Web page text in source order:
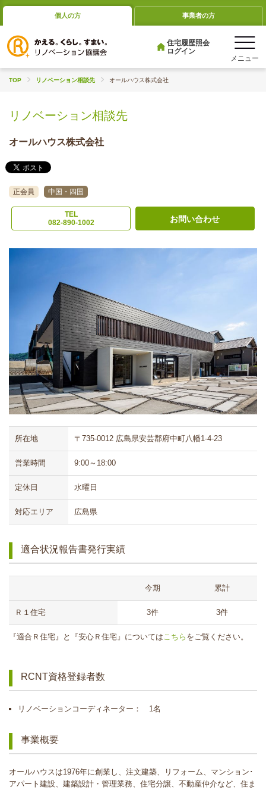
個人の方 事業者の方
住宅履歴照会
ログイン
TOP リノベーション相談先 オールハウス株式会社
リノベーション相談先
オールハウス株式会社
正会員 中国・四国
TEL
082-890-1002
お問い合わせ
所在地 〒735-0012 広島県安芸郡府中町八幡1-4-23
営業時間 9:00～18:00
定休日 水曜日
対応エリア 広島県
適合状況報告書発行実績
今期 累計
Ｒ１住宅 3件 3件
『適合Ｒ住宅』と『安心Ｒ住宅』については こちら をご覧ください。
RCNT資格登録者数
リノベーションコーディネーター： 1名
事業概要
オールハウスは1976年に創業し、注文建築、リフォーム、マンション･
アパート建設、建築設計・管理業務、住宅分譲、不動産仲介など、住ま